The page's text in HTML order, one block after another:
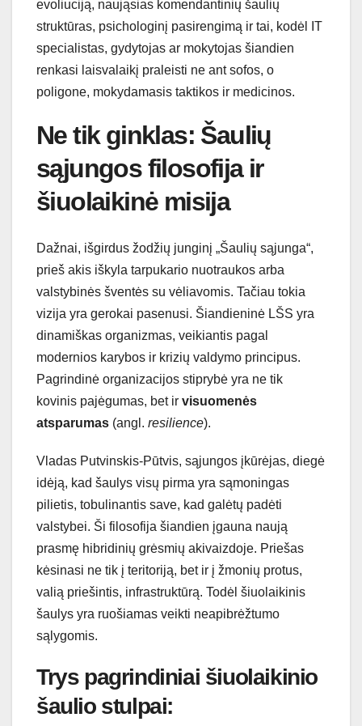
evoliuciją, naująsias komendantinių šaulių
struktūras, psichologinį pasirengimą ir tai, kodėl IT
specialistas, gydytojas ar mokytojas šiandien
renkasi laisvalaikį praleisti ne ant sofos, o
poligone, mokydamasis taktikos ir medicinos.
Ne tik ginklas: Šaulių
sąjungos filosofija ir
šiuolaikinė misija
Dažnai, išgirdus žodžių junginį „Šaulių sąjunga“,
prieš akis iškyla tarpukario nuotraukos arba
valstybinės šventės su vėliavomis. Tačiau tokia
vizija yra gerokai pasenusi. Šiandieninė LŠS yra
dinamiškas organizmas, veikiantis pagal
modernios karybos ir krizių valdymo principus.
Pagrindinė organizacijos stiprybė yra ne tik
kovinis pajėgumas, bet ir visuomenės
atsparumas (angl. resilience).
Vladas Putvinskis-Pūtvis, sąjungos įkūrėjas, diegė
idėją, kad šaulys visų pirma yra sąmoningas
pilietis, tobulinantis save, kad galėtų padėti
valstybei. Ši filosofija šiandien įgauna naują
prasmę hibridinių grėsmių akivaizdoje. Priešas
kėsinasi ne tik į teritoriją, bet ir į žmonių protus,
valią priešintis, infrastruktūrą. Todėl šiuolaikinis
šaulys yra ruošiamas veikti neapibrėžtumo
sąlygomis.
Trys pagrindiniai šiuolaikinio
šaulio stulpai: